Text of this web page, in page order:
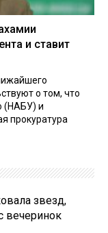
и ставит
о том, что
(НАБУ) и
прокуратура
звезд,
вечеринок